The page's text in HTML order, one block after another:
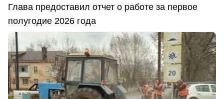
Глава предоставил отчет о работе за первое
полугодие 2026 года